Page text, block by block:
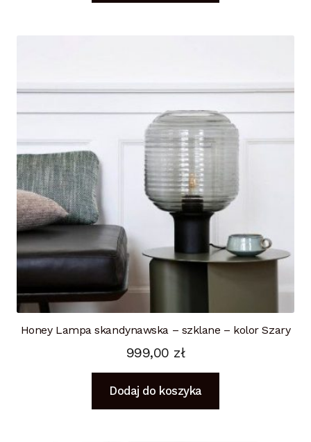
Honey Lampa skandynawska – szklane – kolor Szary
999,00 zł
Dodaj do koszyka